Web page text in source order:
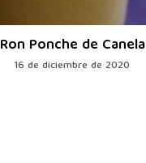
Ron Ponche de Canela
16 de diciembre de 2020